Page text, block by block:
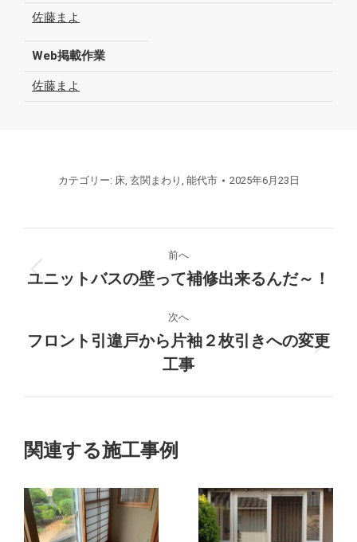
佐藤まよ
Web掲載作業
佐藤まよ
カテゴリー: 床, 玄関まわり 能代市 2025年6月23日
ロ
ェ
の
ナ
ビ
前へ
前
プ
ロ
ジ
ェ
ク
ユニットバスの壁って補修出来るんだ～！
次へ
次
の
フロント引違戸から片袖２枚引きへの変更
工事
関連する施工事例